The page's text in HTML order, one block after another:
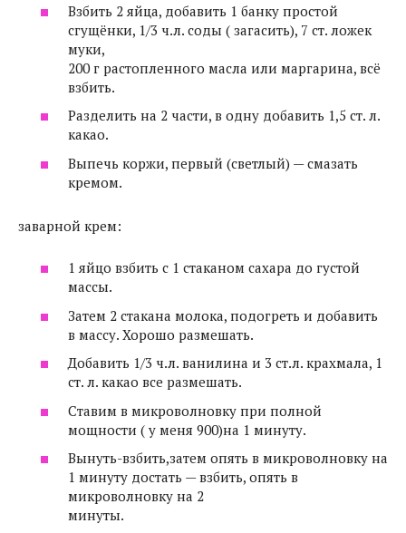
Взбить 2 яйца, добавить 1 банку простой
сгущёнки, 1/3 ч.л. соды ( загасить), 7 ст. ложек
муки,
200 г растопленного масла или маргарина, всё
взбить.
Разделить на 2 части, в одну добавить 1,5 ст. л.
какао.
Выпечь коржи, первый (светлый) — смазать
кремом.
заварной крем:
1 яйцо взбить с 1 стаканом сахара до густой
массы.
Затем 2 стакана молока, подогреть и добавить
в массу. Хорошо размешать.
Добавить 1/3 ч.л. ванилина и 3 ст.л. крахмала, 1
ст. л. какао все размешать.
Ставим в микроволновку при полной
мощности ( у меня 900)на 1 минуту.
Вынуть-взбить,затем опять в микроволновку на
1 минуту достать — взбить, опять в
микроволновку на 2
минуты.